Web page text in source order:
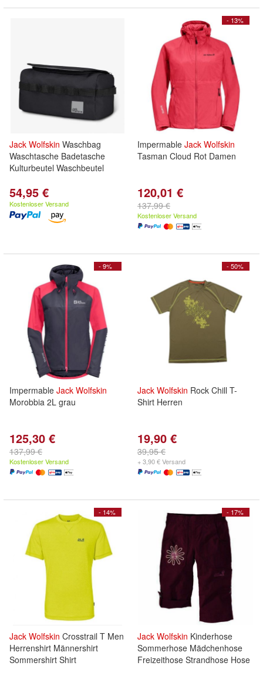
Jack Wolfskin Waschbag
Waschtasche Badetasche
Kulturbeutel Waschbeutel
54,95 €
Kostenloser Versand
- 13%
Impermable Jack Wolfskin
Tasman Cloud Rot Damen
120,01 €
137,99 €
Kostenloser Versand
- 9%
Impermable Jack Wolfskin
Morobbia 2L grau
125,30 €
137,99 €
Kostenloser Versand
- 50%
Jack Wolfskin Rock Chill T-
Shirt Herren
19,90 €
39,95 €
+ 3,90 € Versand
- 14%
Jack Wolfskin Crosstrail T Men
Herrenshirt Männershirt
Sommershirt Shirt
- 17%
Jack Wolfskin Kinderhose
Sommerhose Mädchenhose
Freizeithose Strandhose Hose